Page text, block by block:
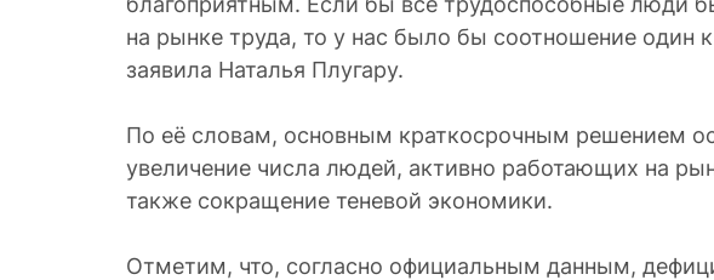
на рынке труда, то у нас было бы соотношение один
заявила Наталья Плугару.
По её словам, основным краткосрочным решением
увеличение числа людей, активно работающих на
также сокращение теневой экономики.
Отметим, что, согласно официальным данным,